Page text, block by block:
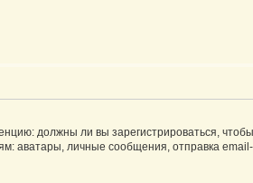
должны ли вы зарегистрироваться,
личные сообщения, отправка email-